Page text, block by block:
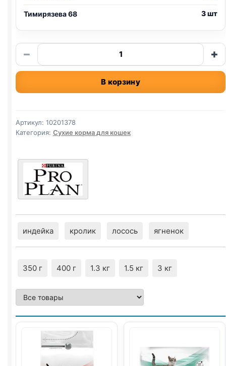
Тимирязева 68 3 шт
−
Количество
товара
Pro
сух.
400г
+
В корзину
Артикул: 10201378
Категория: Сухие корма для кошек
индейка кролик лосось ягненок
350 г 400 г 1.3 кг 1.5 кг 3 кг